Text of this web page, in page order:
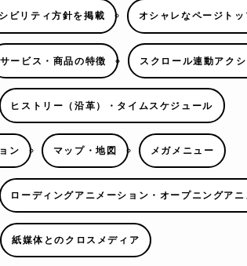
ビリティ方針を掲載 オシャレなページトッ
サービス・商品の特徴 スクロール連動アク
ヒストリー（沿革）・タイムスケジュール
ン マップ・地図 メガメニュー
ローディングアニメーション・オープニングアニ
紙媒体とのクロスメディア